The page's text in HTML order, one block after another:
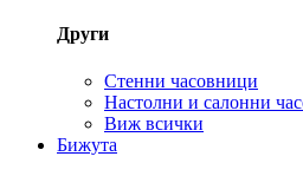
Други
Стенни часовници
Настолни и салонни
Виж всички
Бижута